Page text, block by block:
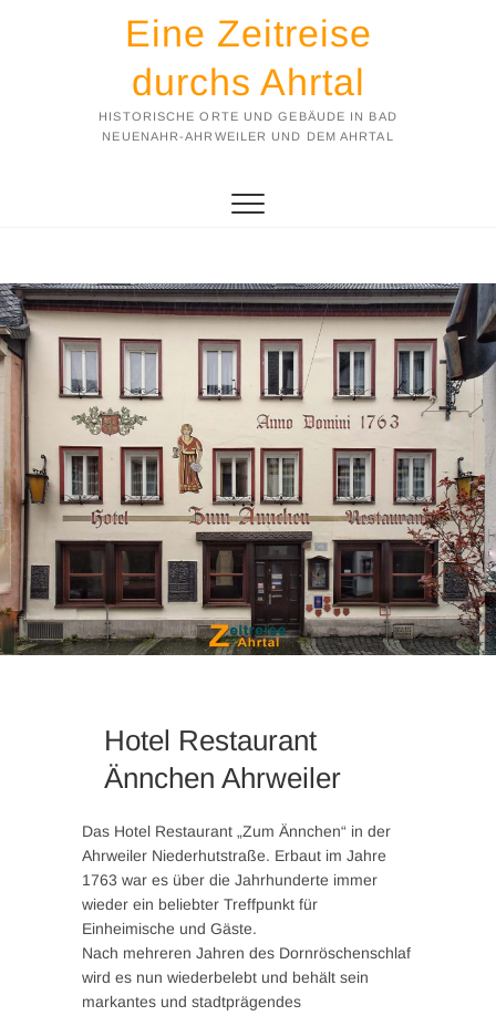
Eine Zeitreise
durchs Ahrtal
HISTORISCHE ORTE UND GEBÄUDE IN BAD
NEUENAHR-AHRWEILER UND DEM AHRTAL
Hotel Restaurant
Ännchen Ahrweiler
Das Hotel Restaurant „Zum Ännchen“ in der
Ahrweiler Niederhutstraße. Erbaut im Jahre
1763 war es über die Jahrhunderte immer
wieder ein beliebter Treffpunkt für
Einheimische und Gäste.
Nach mehreren Jahren des Dornröschenschlaf
wird es nun wiederbelebt und behält sein
markantes und stadtprägendes